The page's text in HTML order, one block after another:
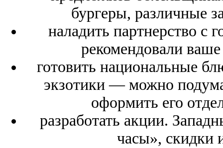
бургеры, различные
наладить партнерство с
рекомендовали
готовить национальные
экзотики — можно
оформить его
разработать акции.
часы», скидки